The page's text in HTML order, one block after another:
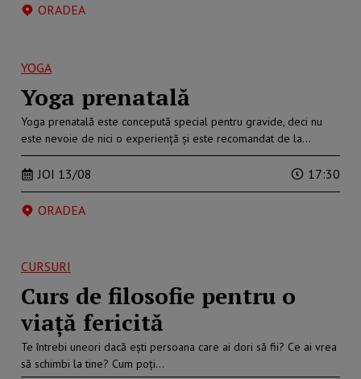
ORADEA
YOGA
Yoga prenatală
Yoga prenatală este concepută special pentru gravide, deci nu
este nevoie de nici o experiență și este recomandat de la…
JOI 13/08 17:30
ORADEA
CURSURI
Curs de filosofie pentru o
viață fericită
Te întrebi uneori dacă ești persoana care ai dori să fii? Ce ai vrea
să schimbi la tine? Cum poți…